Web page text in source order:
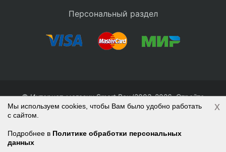
Персональный раздел
© Интернет-магазин Smart Bau ’2003-2026. Стройте
правильно с 1-го раза.
Политика обработки персональных данных
Войти
Регистрация
Корзина
Мы используем cookies, чтобы Вам было удобно работать
с сайтом.
Подробнее в Политике обработки персональных
данных
x